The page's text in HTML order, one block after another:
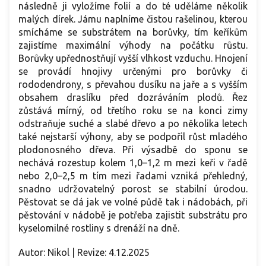
následně ji vyložíme folií a do té uděláme několik
malých dírek. Jámu naplníme čistou rašelinou, kterou
smícháme se substrátem na borůvky, tím keříkům
zajistíme maximální výhody na počátku růstu.
Borůvky upřednostňují vyšší vlhkost vzduchu. Hnojení
se provádí hnojivy určenými pro borůvky či
rododendrony, s převahou dusíku na jaře a s vyšším
obsahem draslíku před dozráváním plodů. Řez
zůstává mírný, od třetího roku se na konci zimy
odstraňuje suché a slabé dřevo a po několika letech
také nejstarší výhony, aby se podpořil růst mladého
plodonosného dřeva. Při výsadbě do sponu se
nechává rozestup kolem 1,0–1,2 m mezi keři v řadě
nebo 2,0–2,5 m tím mezi řadami vzniká přehledný,
snadno udržovatelný porost se stabilní úrodou.
Pěstovat se dá jak ve volné půdě tak i nádobách, při
pěstování v nádobě je potřeba zajistit substrátu pro
kyselomilné rostliny s drenáží na dně.
Autor: Nikol | Revize: 4.12.2025